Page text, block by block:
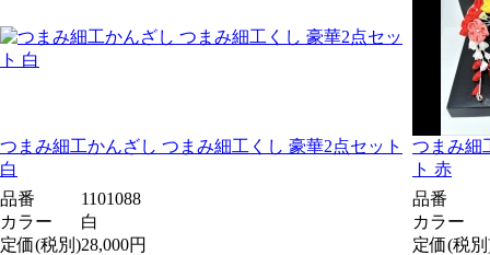
つまみ細工かんざし つまみ細工くし 豪華2点セット
白
つまみ細
ト 赤
品番
1101088
カラー
白
定価(税別)28,000円
品番
カラー
定価(税